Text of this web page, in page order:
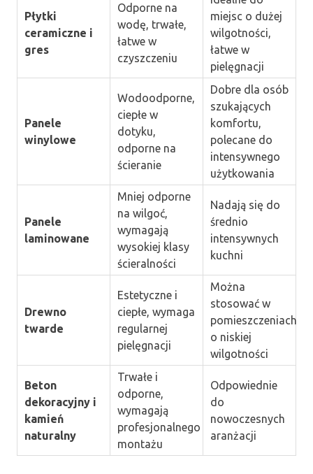
Płytki
ceramiczne i
gres
Odporne na
wodę, trwałe,
łatwe w
czyszczeniu
miejsc o dużej
wilgotności,
łatwe w
pielęgnacji
Panele
winylowe
Wodoodporne,
ciepłe w
dotyku,
odporne na
ścieranie
Dobre dla osób
szukających
komfortu,
polecane do
intensywnego
użytkowania
Panele
laminowane
Mniej odporne
na wilgoć,
wymagają
wysokiej klasy
ścieralności
Nadają się do
średnio
intensywnych
kuchni
Drewno
twarde
Estetyczne i
ciepłe, wymaga
regularnej
pielęgnacji
Można
stosować w
pomieszczeniach
o niskiej
wilgotności
Beton
dekoracyjny i
kamień
naturalny
Trwałe i
odporne,
wymagają
profesjonalnego
montażu
Odpowiednie
do
nowoczesnych
aranżacji